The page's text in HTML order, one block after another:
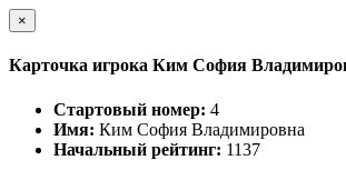
×
Карточка игрока Ким София
Стартовый номер: 4
Имя: Ким София Владимировна
Начальный рейтинг: 1137